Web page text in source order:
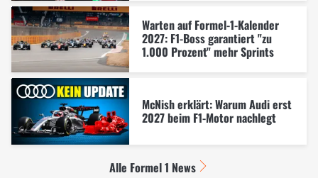
Warten auf Formel-1-Kalender
2027: F1-Boss garantiert "zu
1.000 Prozent" mehr Sprints
McNish erklärt: Warum Audi erst
2027 beim F1-Motor nachlegt
Alle Formel 1 News